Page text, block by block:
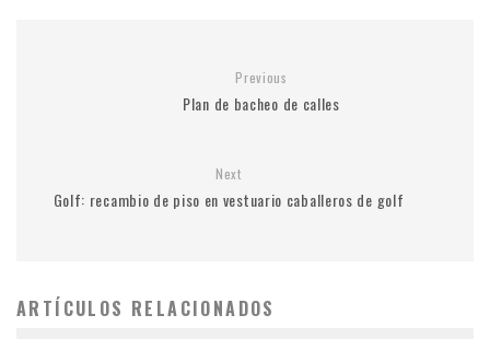
Previous
Plan de bacheo de calles
Next
Golf: recambio de piso en vestuario caballeros de golf
ARTÍCULOS RELACIONADOS